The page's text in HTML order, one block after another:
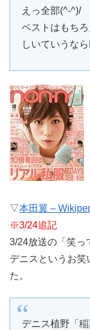
えっ全部(^-^)/
ベストはもちろ
しいていうな
▽本田翼 –
※3/24追記
3/24放送の「笑っ
デニスというお笑
た。
デニス植野「